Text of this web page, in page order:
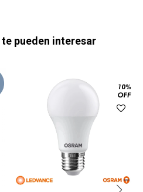
pueden interesar